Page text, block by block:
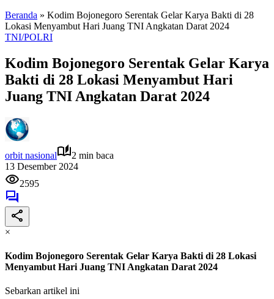
Beranda » Kodim Bojonegoro Serentak Gelar Karya Bakti di 28
Lokasi Menyambut Hari Juang TNI Angkatan Darat 2024
TNI/POLRI
Kodim Bojonegoro Serentak Gelar Karya
Bakti di 28 Lokasi Menyambut Hari
Juang TNI Angkatan Darat 2024
orbit nasional
2 min baca
13 Desember 2024
2595
×
Kodim Bojonegoro Serentak Gelar Karya Bakti di 28 Lokasi
Menyambut Hari Juang TNI Angkatan Darat 2024
Sebarkan artikel ini